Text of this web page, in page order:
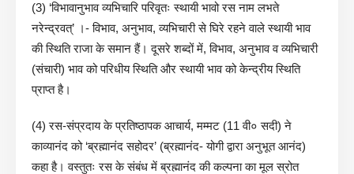
(3) ‘विभावानुभाव व्यभिचारि परिवृतः स्थायी भावो रस नाम लभते
नरेन्द्रवत्’ ।- विभाव, अनुभाव, व्यभिचारी से घिरे रहने वाले स्थायी भाव
की स्थिति राजा के समान हैं। दूसरे शब्दों में, विभाव, अनुभाव व व्यभिचारी
(संचारी) भाव को परिधीय स्थिति और स्थायी भाव को केन्द्रीय स्थिति
प्राप्त है।
(4) रस-संप्रदाय के प्रतिष्ठापक आचार्य, मम्मट (11 वी० सदी) ने
काव्यानंद को ‘ब्रह्मानंद सहोदर’ (ब्रह्मानंद- योगी द्वारा अनुभूत आनंद)
कहा है। वस्तुतः रस के संबंध में ब्रह्मानंद की कल्पना का मूल स्रोत